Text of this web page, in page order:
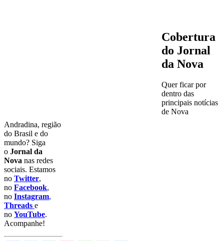
Cobertura
do Jornal
da Nova
Quer ficar por
dentro das
principais notícias
de Nova
Andradina, região
do Brasil e do
mundo? Siga
o Jornal da
Nova nas redes
sociais. Estamos
no Twitter,
no Facebook,
no Instagram,
Threads e
no YouTube.
Acompanhe!